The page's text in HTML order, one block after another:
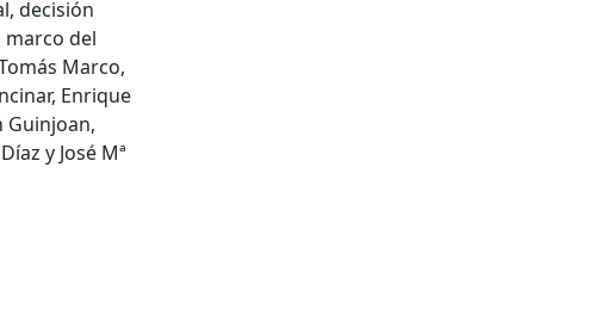
decisión
marco del
Marco,
Enrique
Guinjoan,
y José Mª